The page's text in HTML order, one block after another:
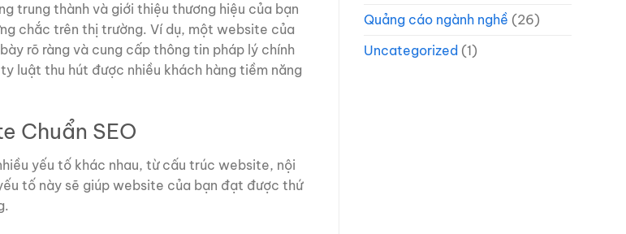
trung thành và giới thiệu thương hiệu của bạn
chắc trên thị trường. Ví dụ, một website của
rõ ràng và cung cấp thông tin pháp lý chính
luật thu hút được nhiều khách hàng tiềm năng
Chuẩn SEO
yếu tố khác nhau, từ cấu trúc website, nội
tố này sẽ giúp website của bạn đạt được thứ
Quảng cáo ngành nghề (26)
Uncategorized (1)